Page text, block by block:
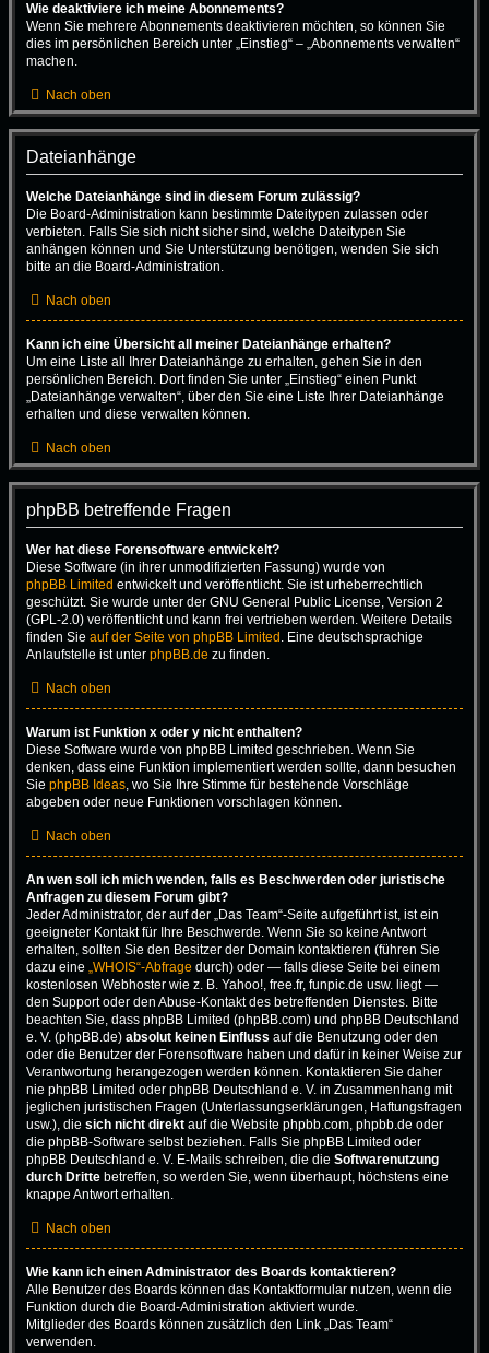
Wie deaktiviere ich meine Abonnements?
Wenn Sie mehrere Abonnements deaktivieren möchten, so können Sie
dies im persönlichen Bereich unter „Einstieg“ – „Abonnements verwalten“
machen.
Nach oben
Dateianhänge
Welche Dateianhänge sind in diesem Forum zulässig?
Die Board-Administration kann bestimmte Dateitypen zulassen oder
verbieten. Falls Sie sich nicht sicher sind, welche Dateitypen Sie
anhängen können und Sie Unterstützung benötigen, wenden Sie sich
bitte an die Board-Administration.
Nach oben
Kann ich eine Übersicht all meiner Dateianhänge erhalten?
Um eine Liste all Ihrer Dateianhänge zu erhalten, gehen Sie in den
persönlichen Bereich. Dort finden Sie unter „Einstieg“ einen Punkt
„Dateianhänge verwalten“, über den Sie eine Liste Ihrer Dateianhänge
erhalten und diese verwalten können.
Nach oben
phpBB betreffende Fragen
Wer hat diese Forensoftware entwickelt?
Diese Software (in ihrer unmodifizierten Fassung) wurde von
phpBB Limited entwickelt und veröffentlicht. Sie ist urheberrechtlich
geschützt. Sie wurde unter der GNU General Public License, Version 2
(GPL-2.0) veröffentlicht und kann frei vertrieben werden. Weitere Details
finden Sie auf der Seite von phpBB Limited . Eine deutschsprachige
Anlaufstelle ist unter phpBB.de zu finden.
Nach oben
Warum ist Funktion x oder y nicht enthalten?
Diese Software wurde von phpBB Limited geschrieben. Wenn Sie
denken, dass eine Funktion implementiert werden sollte, dann besuchen
Sie phpBB Ideas, wo Sie Ihre Stimme für bestehende Vorschläge
abgeben oder neue Funktionen vorschlagen können.
Nach oben
An wen soll ich mich wenden, falls es Beschwerden oder juristische
Anfragen zu diesem Forum gibt?
Jeder Administrator, der auf der „Das Team“-Seite aufgeführt ist, ist ein
geeigneter Kontakt für Ihre Beschwerde. Wenn Sie so keine Antwort
erhalten, sollten Sie den Besitzer der Domain kontaktieren (führen Sie
dazu eine „WHOIS“-Abfrage durch) oder — falls diese Seite bei einem
kostenlosen Webhoster wie z. B. Yahoo!, free.fr, funpic.de usw. liegt —
den Support oder den Abuse-Kontakt des betreffenden Dienstes. Bitte
beachten Sie, dass phpBB Limited (phpBB.com) und phpBB Deutschland
e. V. (phpBB.de) absolut keinen Einfluss auf die Benutzung oder den
oder die Benutzer der Forensoftware haben und dafür in keiner Weise zur
Verantwortung herangezogen werden können. Kontaktieren Sie daher
nie phpBB Limited oder phpBB Deutschland e. V. in Zusammenhang mit
jeglichen juristischen Fragen (Unterlassungserklärungen, Haftungsfragen
usw.), die sich nicht direkt auf die Website phpbb.com, phpbb.de oder
die phpBB-Software selbst beziehen. Falls Sie phpBB Limited oder
phpBB Deutschland e. V. E-Mails schreiben, die die Softwarenutzung
durch Dritte betreffen, so werden Sie, wenn überhaupt, höchstens eine
knappe Antwort erhalten.
Nach oben
Wie kann ich einen Administrator des Boards kontaktieren?
Alle Benutzer des Boards können das Kontaktformular nutzen, wenn die
Funktion durch die Board-Administration aktiviert wurde.
Mitglieder des Boards können zusätzlich den Link „Das Team“
verwenden.